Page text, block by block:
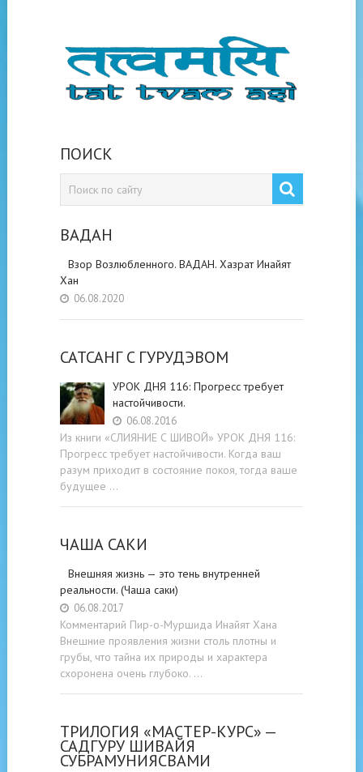
ПОИСК
ВАДАН
Взор Возлюбленного. ВАДАН. Хазрат Инайят
Хан
06.08.2020
САТСАНГ C ГУРУДЭВОМ
УРОК ДНЯ 116: Прогресс требует
настойчивости.
06.08.2016
Из книги «СЛИЯНИЕ С ШИВОЙ» УРОК ДНЯ 116:
Прогресс требует настойчивости. Когда ваш
разум приходит в состояние покоя, тогда ваше
будущее …
ЧАША САКИ
Внешняя жизнь — это тень внутренней
реальности. (Чаша саки)
06.08.2017
Комментарий Пир-о-Муршида Инайят Хана
Внешние проявления жизни столь плотны и
грубы, что тайна их природы и характера
схоронена очень глубоко. …
ТРИЛОГИЯ «МАСТЕР-КУРС» —
САДГУРУ ШИВАЙЯ
СУБРАМУНИЯСВАМИ